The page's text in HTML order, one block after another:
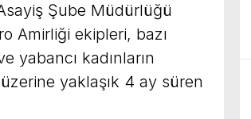
Şube Müdürlüğü
Amirliği ekipleri, bazı
yabancı kadınların
yaklaşık 4 ay süren